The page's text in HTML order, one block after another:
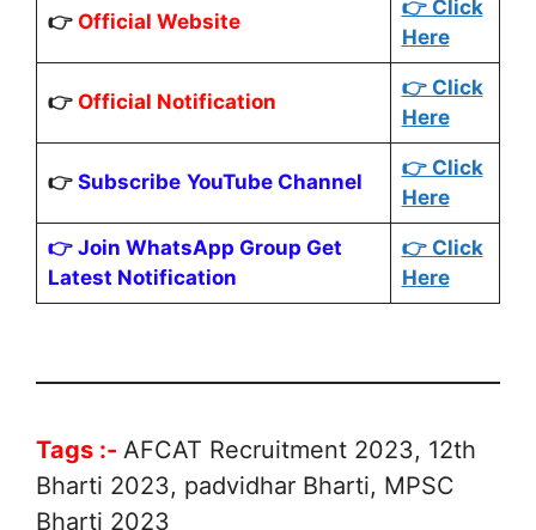
👉 Official Website
👉 Click
Here
👉 Official Notification
👉 Click
Here
👉 Subscribe YouTube Channel
👉 Click
Here
👉 Join WhatsApp Group Get
Latest Notification
👉 Click
Here
Tags :- AFCAT Recruitment 2023, 12th
Bharti 2023, padvidhar Bharti, MPSC
Bharti 2023